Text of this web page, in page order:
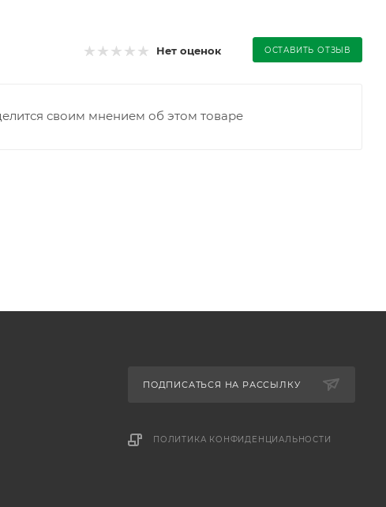
Нет оценок ОСТАВИТЬ ОТЗЫВ
своим мнением об этом товаре
ПОДПИСАТЬСЯ НА РАССЫЛКУ
ПОЛИТИКА КОНФИДЕНЦИАЛЬНОСТИ